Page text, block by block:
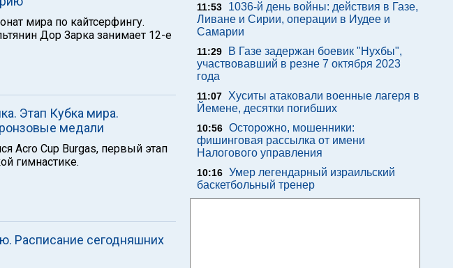
мира по кайтсерфингу.
Дор Зарка занимает 12-е
Этап Кубка мира.
медали
Acro Cup Burgas, первый этап
гимнастике.
Расписание сегодняшних
11:53
1036-й день войны: действия в Газе,
Ливане и Сирии, операции в Иудее и
Самарии
11:29
В Газе задержан боевик "Нухбы",
участвовавший в резне 7 октября 2023
года
11:07
Хуситы атаковали военные лагеря в
Йемене, десятки погибших
10:56 Осторожно, мошенники:
фишинговая рассылка от имени
Налогового управления
10:16 Умер легендарный израильский
баскетбольный тренер